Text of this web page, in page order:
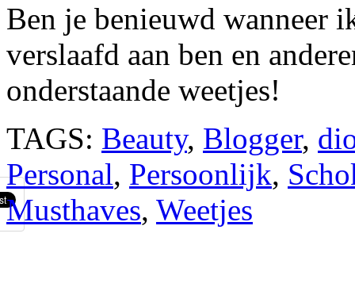
Ben je benieuwd wanneer
verslaafd aan ben en
onderstaande weetjes!
TAGS: Beauty, Blogger,
Personal, Persoonlijk,
Musthaves, Weetjes